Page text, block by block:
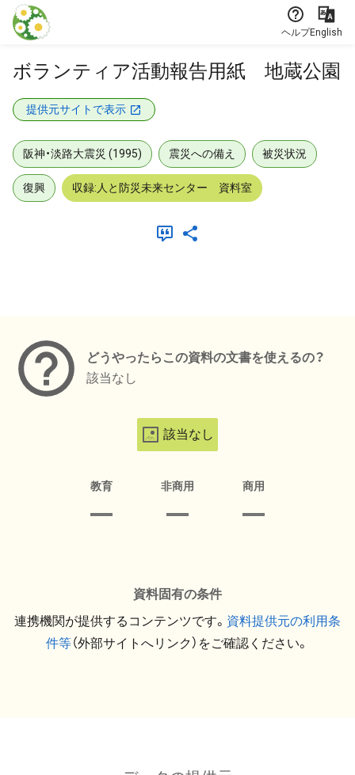
本文に飛ぶ
ヘルプEnglish
ボランティア活動報告用紙 地蔵公園
提供元サイトで表示
阪神・淡路大震災 (1995) 震災への備え 被災状況
復興 収録:人と防災未来センター 資料室
どうやったらこの資料の文書を使えるの？
該当なし
該当なし
教育 非商用 商用
資料固有の条件
連携機関が提供するコンテンツです。 資料提供元の利用条
件等（外部サイトへリンク）をご確認ください。